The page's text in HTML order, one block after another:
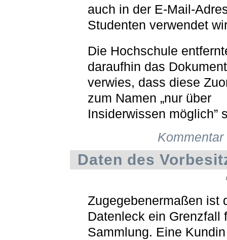
auch in der E-Mail-
Studenten verwendet
Die Hochschule
daraufhin das
verwies, dass diese
zum Namen „nur über
Insiderwissen möglich”
Daten des
Zugegebenermaßen ist
Datenleck ein Grenzfall
Sammlung. Eine